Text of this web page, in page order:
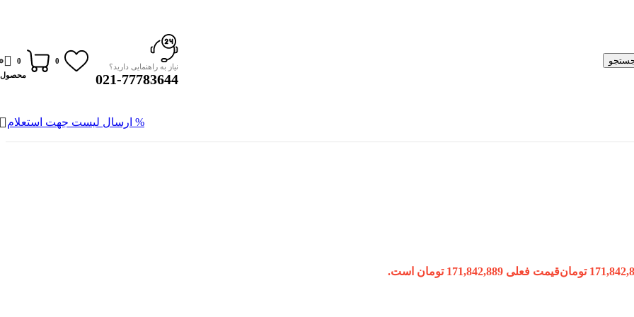
نیاز به راهنمایی دارید؟
021-77783644
0
0
محصول
% ارسال لیست جهت استعلام
تومانقیمت فعلی 171,842,889 تومان است.